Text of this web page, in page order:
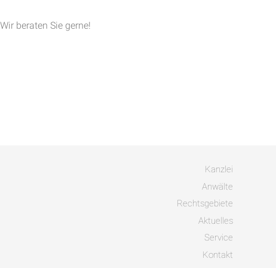
beraten Sie gerne!
Kanzlei
Anwälte
Rechtsgebiete
Aktuelles
Service
Kontakt